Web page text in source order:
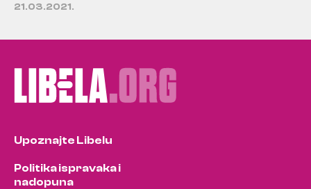
21.03.2021.
Upoznajte Libelu
Politika ispravaka i
nadopuna